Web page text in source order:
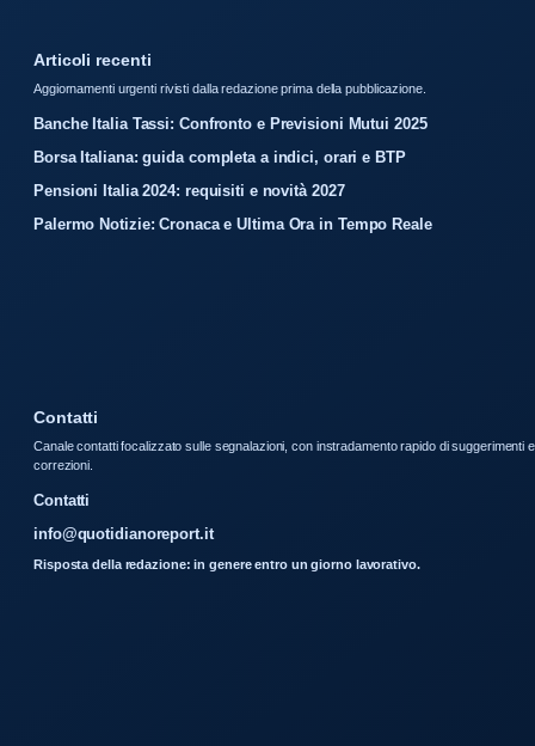
Articoli recenti
Aggiornamenti urgenti rivisti dalla redazione prima della pubblicazione.
Banche Italia Tassi: Confronto e Previsioni Mutui 2025
Borsa Italiana: guida completa a indici, orari e BTP
Pensioni Italia 2024: requisiti e novità 2027
Palermo Notizie: Cronaca e Ultima Ora in Tempo Reale
Contatti
Canale contatti focalizzato sulle segnalazioni, con instradamento rapido di suggerimenti e
correzioni.
Contatti
info@quotidianoreport.it
Risposta della redazione: in genere entro un giorno lavorativo.